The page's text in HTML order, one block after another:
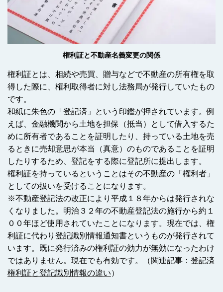
権利証と不動産名義変更の関係
権利証とは、相続や売買、贈与などで不動産の所有権を取
得した際に、権利取得者に対し法務局が発行していたもの
です。
和紙に朱色の「登記済」という印鑑が押されています。例
えば、金融機関から土地を担保（抵当）として借入するた
めに所有者であることを証明したり、持っている土地を売
るときに売却意思が本当（真意）のものであることを証明
したりするため、登記をする際に登記所に提出します。
権利証を持っているということはその不動産の「権利者」
としての扱いを受けることになります。
※不動産登記法の改正により平成１８年からは発行されな
くなりました。明治３２年の不動産登記法の施行から約１
００年ほど使用されていたことになります。現在では、権
利証に代わり登記識別情報通知書というものが発行されて
います。既に発行済みの権利証の効力が無効になったわけ
ではありません。現在でも有効です。
（関連記事： 登記済
権利証と登記識別情報の違い）